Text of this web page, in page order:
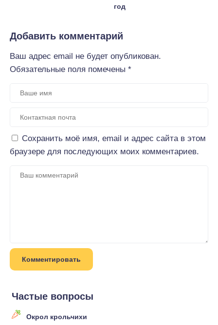
год
Добавить комментарий
Ваш адрес email не будет опубликован.
Обязательные поля помечены *
Сохранить моё имя, email и адрес сайта в этом
браузере для последующих моих комментариев.
Частые вопросы
Окрол крольчихи